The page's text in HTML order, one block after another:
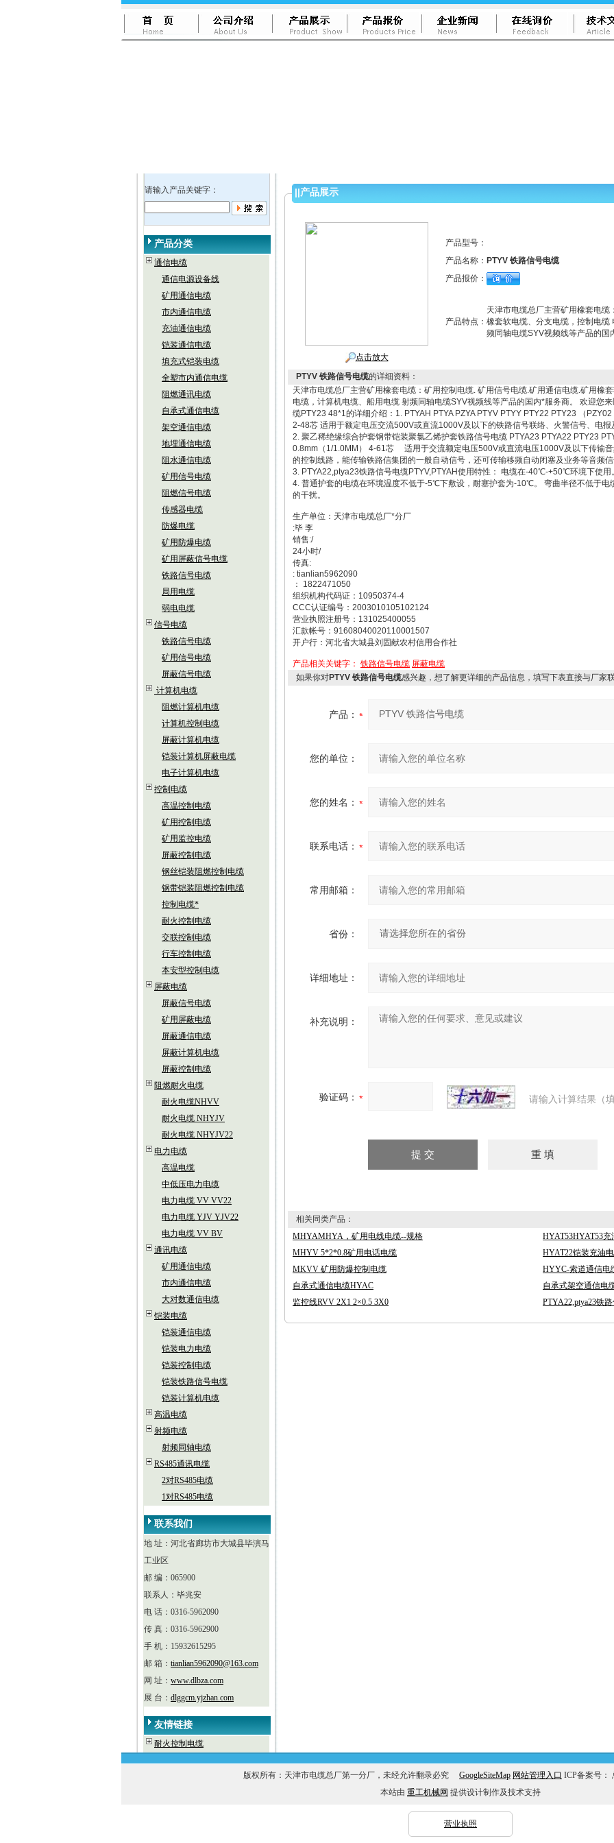
请输入产品关键字：
产品分类
通信电缆
通信电源设备线
矿用通信电缆
市内通信电缆
充油通信电缆
铠装通信电缆
填充式铠装电缆
全塑市内通信电缆
阻燃通讯电缆
自承式通信电缆
架空通信电缆
地埋通信电缆
阻水通信电缆
矿用信号电缆
阻燃信号电缆
传感器电缆
防爆电缆
矿用防爆电缆
矿用屏蔽信号电缆
铁路信号电缆
局用电缆
弱电电缆
信号电缆
铁路信号电缆
矿用信号电缆
屏蔽信号电缆
计算机电缆
阻燃计算机电缆
计算机控制电缆
屏蔽计算机电缆
铠装计算机屏蔽电缆
电子计算机电缆
控制电缆
高温控制电缆
矿用控制电缆
矿用监控电缆
屏蔽控制电缆
钢丝铠装阻燃控制电缆
钢带铠装阻燃控制电缆
控制电缆*
耐火控制电缆
交联控制电缆
行车控制电缆
本安型控制电缆
屏蔽电缆
屏蔽信号电缆
矿用屏蔽电缆
屏蔽通信电缆
屏蔽计算机电缆
屏蔽控制电缆
阻燃耐火电缆
耐火电缆NHVV
耐火电缆 NHYJV
耐火电缆 NHYJV22
电力电缆
高温电缆
中低压电力电缆
电力电缆 VV VV22
电力电缆 YJV YJV22
电力电缆 VV BV
通讯电缆
矿用通信电缆
市内通信电缆
大对数通信电缆
铠装电缆
铠装通信电缆
铠装电力电缆
铠装控制电缆
铠装铁路信号电缆
铠装计算机电缆
高温电缆
射频电缆
射频同轴电缆
RS485通讯电缆
2对RS485电缆
1对RS485电缆
联系我们
地 址：河北省廊坊市大城县毕演马
工业区
邮 编：065900
联系人：毕兆安
电 话：0316-5962090
传 真：0316-5962900
手 机：15932615295
邮 箱： tianlian5962090@163.com
网 址： www.dlbza.com
展 台： dlggcm.yjzhan.com
友情链接
耐火控制电缆
||产品展示
点击放大
产品型号：
产品名称： PTYV 铁路信号电缆
产品报价：
产品特点：
天津市电缆总厂主营矿用橡套电
橡套软电缆、分支电缆，控制电缆
频同轴电缆SYV视频线等产品的国
PTYV 铁路信号电缆的详细资料：
天津市电缆总厂主营矿用橡套电缆：矿用控制电缆. 矿用信号电缆.矿用通信电缆.矿用橡
电缆，计算机电缆、船用电缆 射频同轴电缆SYV视频线等产品的国内*服务商。 欢迎您
缆PTY23 48*1的详细介绍：1. PTYAH PTYA PZYA PTYV PTYY PTY22 PTY23 （
2-48芯 适用于额定电压交流500V或直流1000V及以下的铁路信号联络、火警信号、电
2. 聚乙稀绝缘综合护套钢带铠装聚氯乙烯护套铁路信号电缆 PTYA23 PTYA22 PTY23
0.8mm（1/1.0MM） 4-61芯 适用于交流额定电压500V或直流电压1000V及以下传输
的控制线路，能传输铁路信集团的一般自动信号，还可传输移频自动闭塞及业务等音频
3. PTYA22,ptya23铁路信号电缆PTYV,PTYAH使用特性： 电缆在-40℃-+50℃环境下使
4. 普通护套的电缆在环境温度不低于-5℃下敷设，耐塞护套为-10℃。 弯曲半径不低于电
的干扰。
生产单位：天津市电缆总厂*分厂
:毕 李
销售:/
24小时/
传真:
: tianlian5962090
： 1822471050
组织机构代码证：10950374-4
CCC认证编号：2003010105102124
营业执照注册号：131025400055
汇款帐号：91608040020110001507
开户行：河北省大城县刘固献农村信用合作社
产品相关关键字： 铁路信号电缆 屏蔽电缆
如果你对PTYV 铁路信号电缆感兴趣，想了解更详细的产品信息，填写下表直接与厂家
产品：
您的单位：
您的姓名：
联系电话：
常用邮箱：
省份：
详细地址：
补充说明：
验证码： 请输入计算结果（
相关同类产品：
MHYAMHYA，矿用电线电缆--规格
HYAT53HYAT53
MHYV 5*2*0.8矿用电话电缆
HYAT22铠装充油
MKVV 矿用防爆控制电缆
HYYC-索道通信电
自承式通信电缆HYAC
自承式架空通信电
监控线RVV 2X1 2×0.5 3X0
PTYA22,ptya23铁
版权所有：天津市电缆总厂第一分厂，未经允许翻录必究 GoogleSiteMap 网站管理入口 ICP备案号：
本站由 重工机械网 提供设计制作及技术支持
营业执照